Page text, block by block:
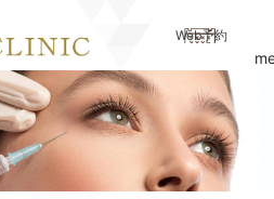
Web予約